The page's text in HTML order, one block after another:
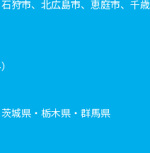
狩市、北広島市、恵庭市、千歳
城県・栃木県・群馬県